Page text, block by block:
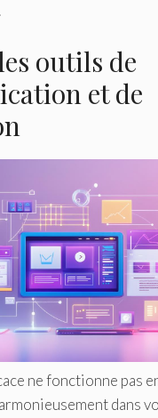
outils de
et de
ne fonctionne pas
dans